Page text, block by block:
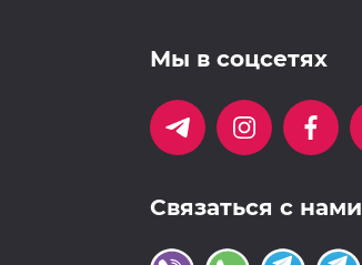
Мы в соцсетях
Связаться с нами